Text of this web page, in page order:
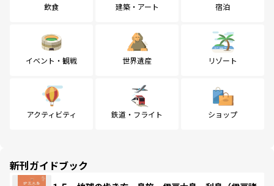
飲食 建築・アート 宿泊
イベント・観戦 世界遺産 リゾート
アクティビティ 鉄道・フライト ショップ
新刊ガイドブック